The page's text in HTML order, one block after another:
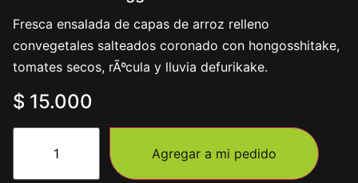
Fresca ensalada de capas de arroz relleno
convegetales salteados coronado con hongosshitake,
tomates secos, rÃºcula y lluvia defurikake.
$ 15.000
Agregar a mi pedido